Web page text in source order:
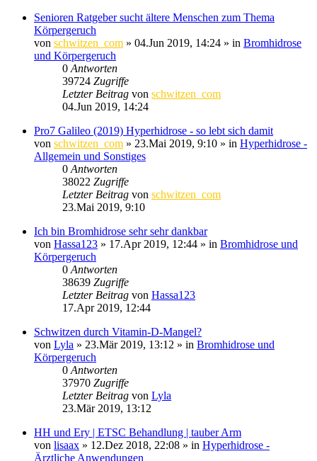
Senioren Ratgeber sucht ältere Menschen zum Thema
Körpergeruch
von schwitzen_com » 04.Jun 2019, 14:24 » in Bromhidrose
und Körpergeruch
0 Antworten
39724 Zugriffe
Letzter Beitrag von schwitzen_com
04.Jun 2019, 14:24
Pro7 Galileo (2019) Hyperhidrose - so lebt sich damit
von schwitzen_com » 23.Mai 2019, 9:10 » in Hyperhidrose -
Allgemein und Sonstiges
0 Antworten
38022 Zugriffe
Letzter Beitrag von schwitzen_com
23.Mai 2019, 9:10
Ich bin Bromhidrose sehr sehr dankbar
von Hassa123 » 17.Apr 2019, 12:44 » in Bromhidrose und
Körpergeruch
0 Antworten
38639 Zugriffe
Letzter Beitrag von Hassa123
17.Apr 2019, 12:44
Schwitzen durch Vitamin-D-Mangel?
von Lyla » 23.Mär 2019, 13:12 » in Bromhidrose und
Körpergeruch
0 Antworten
37970 Zugriffe
Letzter Beitrag von Lyla
23.Mär 2019, 13:12
HH und Ery | ETSC Behandlung | tauber Arm
von lisaax » 12.Dez 2018, 22:08 » in Hyperhidrose -
Ärztliche Anwendungen